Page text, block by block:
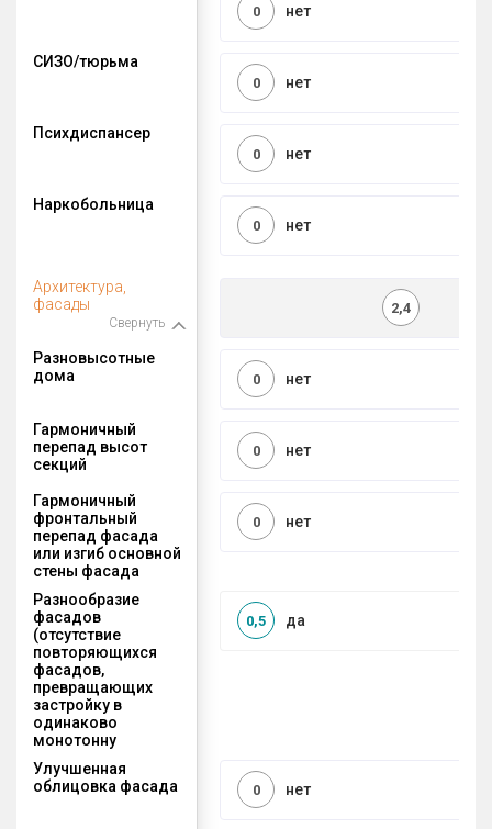
нет
0
СИЗО/тюрьма
нет
0
Психдиспансер
нет
0
Наркобольница
нет
0
Архитектура,
фасады
Свернуть
2,4
Разновысотные
дома
нет
0
Гармоничный
перепад высот
секций
нет
0
Гармоничный
фронтальный
перепад фасада
или изгиб основной
стены фасада
нет
0
Разнообразие
фасадов
(отсутствие
повторяющихся
фасадов,
превращающих
застройку в
одинаково
монотонну
да
0,5
Улучшенная
облицовка фасада
нет
0